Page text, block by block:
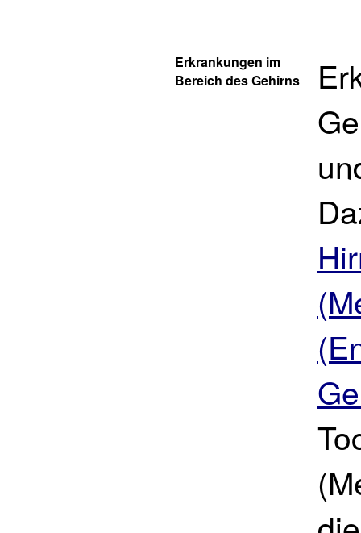
Erkrankungen im
Bereich des Gehirns